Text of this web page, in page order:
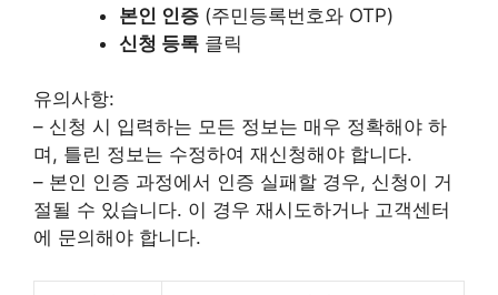
본인 인증(주민등록번호와 OTP)
신청 등록클릭
유의사항:
– 신청 시 입력하는 모든 정보는 매우 정확해야 하
며, 틀린 정보는 수정하여 재신청해야 합니다.
– 본인 인증 과정에서 인증 실패할 경우, 신청이 거
절될 수 있습니다. 이 경우 재시도하거나 고객센터
에 문의해야 합니다.